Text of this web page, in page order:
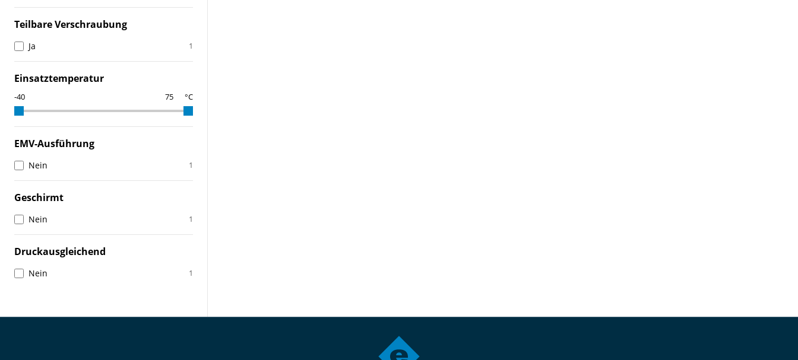
Teilbare Verschraubung
Ja 1
Einsatztemperatur
°C
EMV-Ausführung
Nein 1
Geschirmt
Nein 1
Druckausgleichend
Nein 1